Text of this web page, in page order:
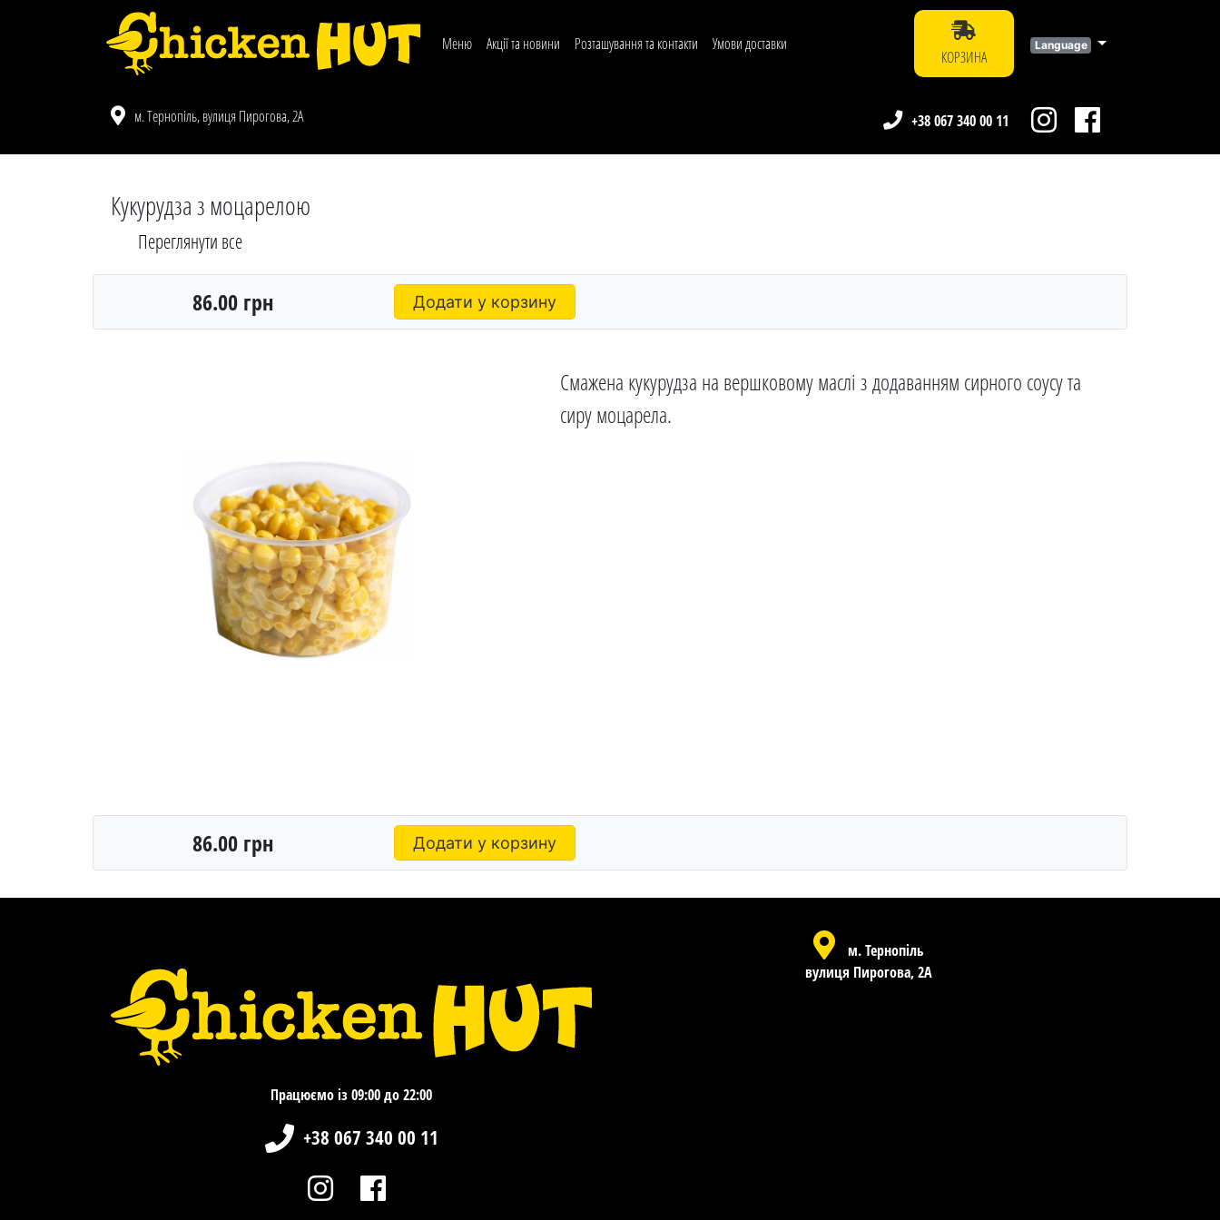
Меню Акції та новини Розташування та контакти Умови доставки
КОРЗИНА
Language
м. Тернопіль, вулиця Пирогова, 2А +38 067 340 00 11
Кукурудза з моцарелою
Переглянути все
86.00 грн Додати у корзину
Смажена кукурудза на вершковому маслі з додаванням сирного соусу та
сиру моцарела.
86.00 грн Додати у корзину
Працюємо із 09:00 до 22:00
+38 067 340 00 11
м. Тернопіль
вулиця Пирогова, 2А